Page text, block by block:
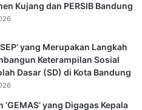
Kujang dan PERSIB Bandung
yang Merupakan Langkah
Keterampilan Sosial
Dasar (SD) di Kota Bandung
‘GEMAS’ yang Digagas Kepala